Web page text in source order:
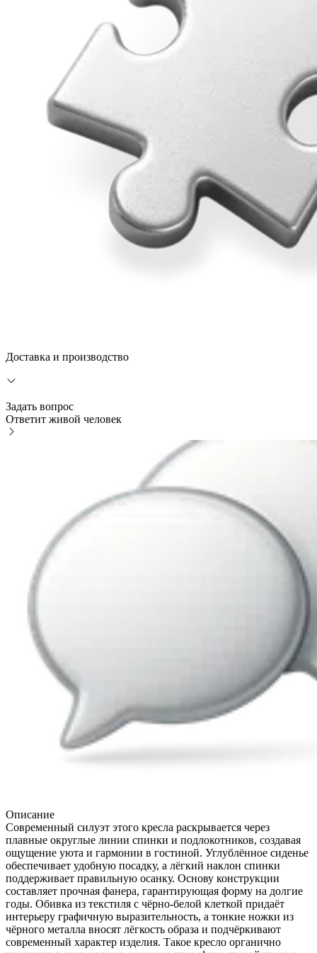
Доставка и производство
Задать вопрос
Ответит живой человек
Описание
Современный силуэт этого кресла раскрывается через
плавные округлые линии спинки и подлокотников, создавая
ощущение уюта и гармонии в гостиной. Углублённое сиденье
обеспечивает удобную посадку, а лёгкий наклон спинки
поддерживает правильную осанку. Основу конструкции
составляет прочная фанера, гарантирующая форму на долгие
годы. Обивка из текстиля с чёрно-белой клеткой придаёт
интерьеру графичную выразительность, а тонкие ножки из
чёрного металла вносят лёгкость образа и подчёркивают
современный характер изделия. Такое кресло органично